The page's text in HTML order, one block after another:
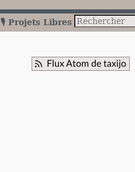
🎙️ Projets Libres
Flux Atom de taxijo